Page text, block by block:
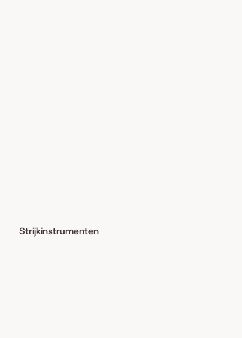
Strijkinstrumenten